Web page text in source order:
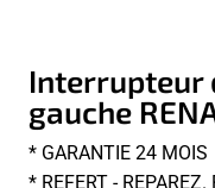
Interrupteur
gauche
* GARANTIE 24 MOIS
* REFERT - REPAREZ.